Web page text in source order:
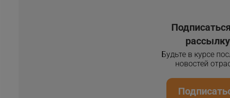
рассылку
Будьте в курсе
новостей